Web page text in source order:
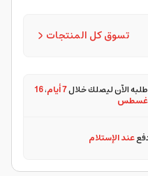
تسوق كل المنتجات
الآن ليصلك خلال7 أيام ،16
عند الإستلام